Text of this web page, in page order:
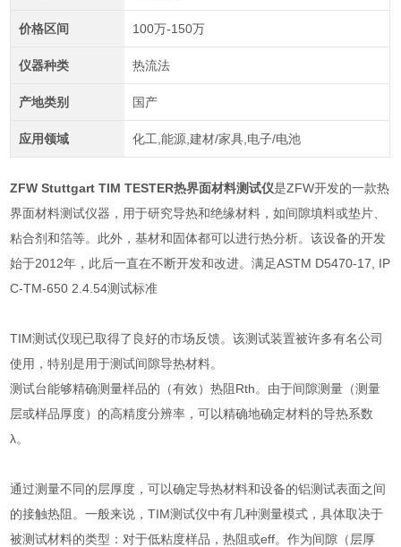
价格区间 100万-150万
仪器种类 热流法
产地类别 国产
应用领域 化工,能源,建材/家具,电子/电池
ZFW Stuttgart TIM TESTER热界面材料测试仪是ZFW开发的一款热
界面材料测试仪器，用于研究导热和绝缘材料，如间隙填料或垫片、
粘合剂和箔等。此外，基材和固体都可以进行热分析。该设备的开发
始于2012年，此后一直在不断开发和改进。满足ASTM D5470-17, IP
C-TM-650 2.4.54测试标准
TIM测试仪现已取得了良好的市场反馈。该测试装置被许多有名公司
使用，特别是用于测试间隙导热材料。
测试台能够精确测量样品的（有效）热阻Rth。由于间隙测量（测量
层或样品厚度）的高精度分辨率，可以精确地确定材料的导热系数
λ。
通过测量不同的层厚度，可以确定导热材料和设备的铝测试表面之间
的接触热阻。一般来说，TIM测试仪中有几种测量模式，具体取决于
被测试材料的类型：对于低粘度样品，热阻或eff。作为间隙（层厚